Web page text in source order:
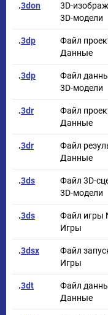
.3don
3D-
3D-модели
.3dp
Файл
Данные
.3dp
Файл
3D-модели
.3dr
Файл
Данные
.3dr
Файл
Данные
.3ds
Файл 3D-
3D-модели
.3ds
Файл игры
Игры
.3dsx
Файл
Игры
.3dt
Файл
Данные